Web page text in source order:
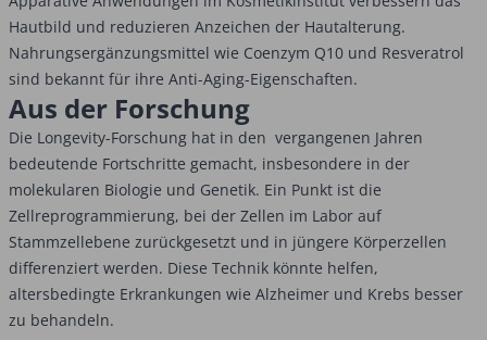
Hautbild und reduzieren Anzeichen der Hautalterung.
Nahrungsergänzungsmittel wie Coenzym Q10 und Resveratrol
sind bekannt für ihre Anti-Aging-Eigenschaften.
Aus der Forschung
Die Longevity-Forschung hat in den vergangenen Jahren
bedeutende Fortschritte gemacht, insbesondere in der
molekularen Biologie und Genetik. Ein Punkt ist die
Zellreprogrammierung, bei der Zellen im Labor auf
Stammzellebene zurückgesetzt und in jüngere Körperzellen
differenziert werden. Diese Technik könnte helfen,
altersbedingte Erkrankungen wie Alzheimer und Krebs besser
zu behandeln.